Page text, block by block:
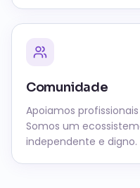
Comunidade
Apoiamos
Somos um
independente e digno.